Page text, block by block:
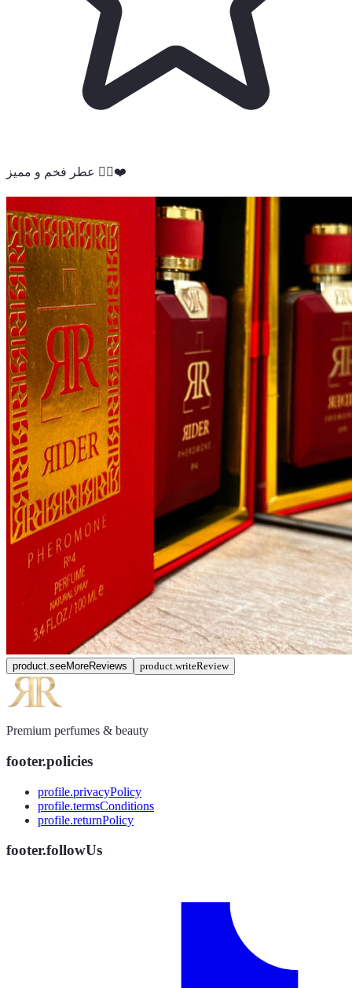
عطر فخم و مميز 👌🏻❤️
product.seeMoreReviews product.writeReview
Premium perfumes & beauty
footer.policies
profile.privacyPolicy
profile.termsConditions
profile.returnPolicy
footer.followUs